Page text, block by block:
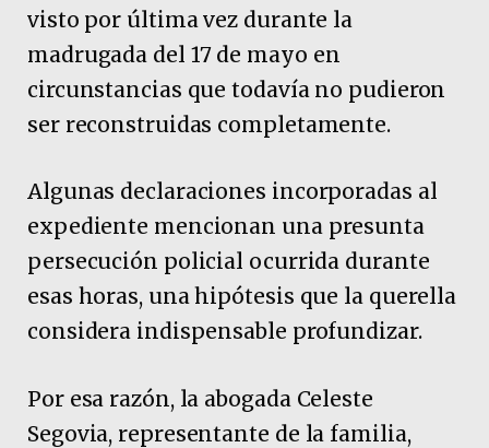
visto por última vez durante la
madrugada del 17 de mayo en
circunstancias que todavía no pudieron
ser reconstruidas completamente.
Algunas declaraciones incorporadas al
expediente mencionan una presunta
persecución policial ocurrida durante
esas horas, una hipótesis que la querella
considera indispensable profundizar.
Por esa razón, la abogada Celeste
Segovia, representante de la familia,